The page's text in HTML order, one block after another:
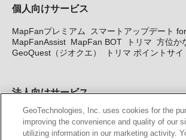
個人向けサービス
MapFanプレミアム
スマートアップデート
MapFanAssist MapFan BOT トリマ 方位か
GeoQuest（ジオクエ）
トリマ ポイントサイ
法人向けサービス
法人向け地図・位置情報サービス WEBサイ
図API Windows PC向け地図開発キット
サービス
MAP WORLD+ トリマ広告 Geo-
GeoTechnologies, Inc. uses cookies for the
improving the convenience and quality of our
utilizing information in our marketing activity.